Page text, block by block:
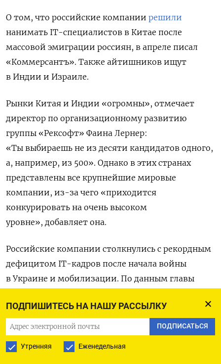
ПОДПИШИТЕСЬ НА НАШУ РАССЫЛКУ
ПОДПИСАТЬСЯ
Утренняя Еженедельная
О том, что российские компании решили
нанимать IT-специалистов в Китае после
массовой эмиграции россиян, в апреле писал
«Коммерсантъ». Также айтишников ищут
в Индии и Израиле.
Рынки Китая и Индии «огромны», отмечает
директор по организационному развитию
группы «Рексофт» Фаина Лернер:
«Ты выбираешь не из десяти кандидатов одного,
а, например, из 500». Однако в этих странах
представлены все крупнейшие мировые
компании, из-за чего «приходится
конкурировать на очень высоком
уровне», добавляет она.
Российские компании столкнулись с рекордным
дефицитом IT-кадров после начала войны
в Украине и мобилизации. По данным главы
и не вернулись порядка 100 тысяч специалистов.
Согласно подсчетам австрийской
исследовательской организации Complexity
Science Hub Vienna, Россия потеряла каждого